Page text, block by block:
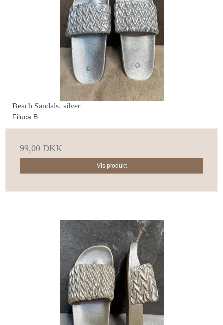
Beach Sandals- silver
Filuca B
99,00 DKK
Vis produkt